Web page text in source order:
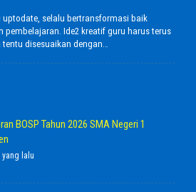
uptodate, selalu bertransformasi baik
pembelajaran. Ide2 kreatif guru harus terus
disesuaikan dengan…
BOSP Tahun 2026 SMA Negeri 1
yang lalu